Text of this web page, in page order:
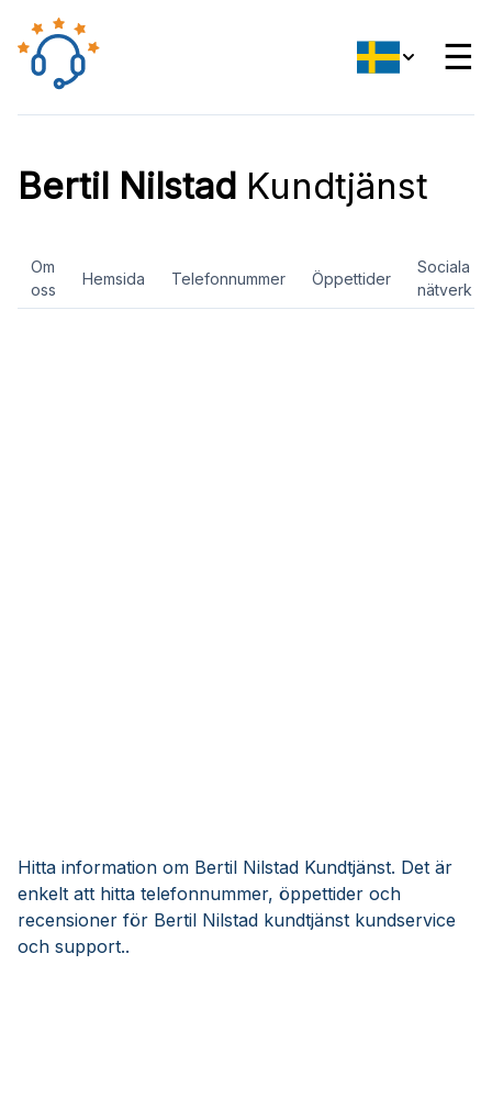
☰
Bertil Nilstad Kundtjänst
Om
oss
Hemsida Telefonnummer Öppettider
Sociala
nätverk
Hitta information om Bertil Nilstad Kundtjänst. Det är
enkelt att hitta telefonnummer, öppettider och
recensioner för Bertil Nilstad kundtjänst kundservice
och support..